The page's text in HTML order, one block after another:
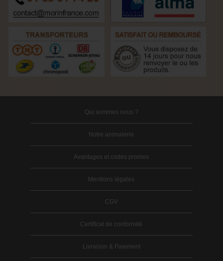
Qui sommes nous ?
Notre animalerie
Avantages et codes promos
Mentions légales
CGV
Certificat de conformité
Livraison & Paiement